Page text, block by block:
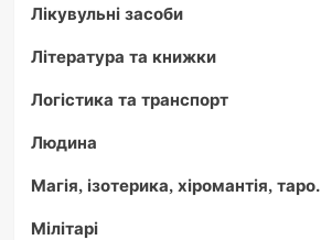
Лікувульні засоби
Література та книжки
Логістика та транспорт
Людина
Магія, ізотерика, хіромантія, таро.
Мілітарі